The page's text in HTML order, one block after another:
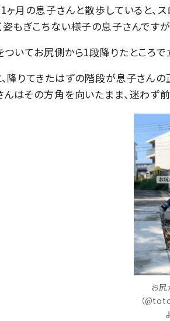
ヶ月の息子さんと散歩していると、
姿もぎこちない様子の息子さんです
ついてお尻側から1段降りたところで
降りてきたはずの階段が息子さんの
んはその方角を向いたまま、迷わず
お
（